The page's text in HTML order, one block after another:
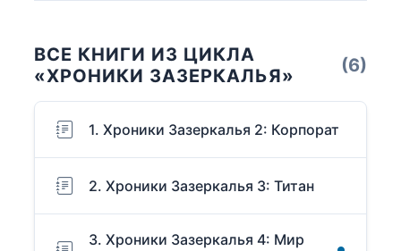
ВСЕ КНИГИ ИЗ ЦИКЛА
«ХРОНИКИ ЗАЗЕРКАЛЬЯ»
(6)
1. Хроники Зазеркалья 2: Корпорат
2. Хроники Зазеркалья 3: Титан
3. Хроники Зазеркалья 4: Мир